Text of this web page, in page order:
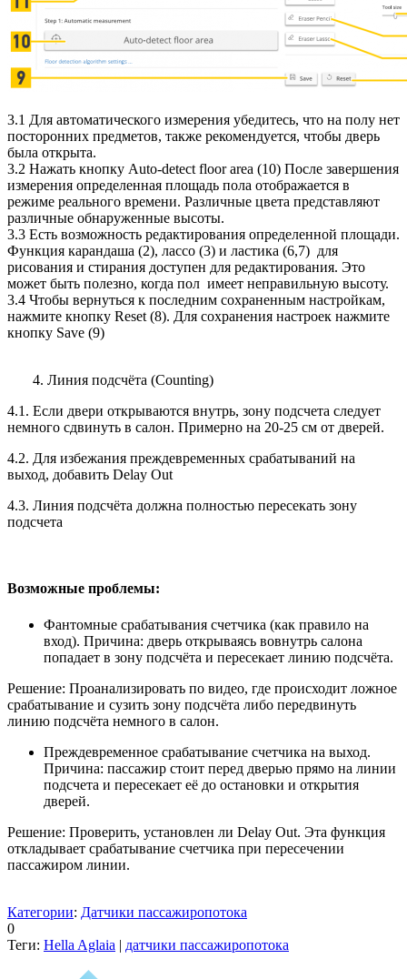
3.1 Для автоматического измерения убедитесь, что на полу нет
посторонних предметов, также рекомендуется, чтобы дверь
была открыта.
3.2 Нажать кнопку Auto-detect floor area (10) После завершения
измерения определенная площадь пола отображается в
режиме реального времени. Различные цвета представляют
различные обнаруженные высоты.
3.3 Есть возможность редактирования определенной площади.
Функция карандаша (2), лассо (3) и ластика (6,7) для
рисования и стирания доступен для редактирования. Это
может быть полезно, когда пол имеет неправильную высоту.
3.4 Чтобы вернуться к последним сохраненным настройкам,
нажмите кнопку Reset (8). Для сохранения настроек нажмите
кнопку Save (9)
4. Линия подсчёта (Counting)
4.1. Если двери открываются внутрь, зону подсчета следует
немного сдвинуть в салон. Примерно на 20-25 см от дверей.
4.2. Для избежания преждевременных срабатываний на
выход, добавить Delay Out
4.3. Линия подсчёта должна полностью пересекать зону
подсчета
Возможные проблемы:
Фантомные срабатывания счетчика (как правило на
вход). Причина: дверь открываясь вовнутрь салона
попадает в зону подсчёта и пересекает линию подсчёта.
Решение: Проанализировать по видео, где происходит ложное
срабатывание и сузить зону подсчёта либо передвинуть
линию подсчёта немного в салон.
Преждевременное срабатывание счетчика на выход.
Причина: пассажир стоит перед дверью прямо на линии
подсчета и пересекает её до остановки и открытия
дверей.
Решение: Проверить, установлен ли Delay Out. Эта функция
откладывает срабатывание счетчика при пересечении
пассажиром линии.
Категории: Датчики пассажиропотока
0
Теги: Hella Aglaia | датчики пассажиропотока